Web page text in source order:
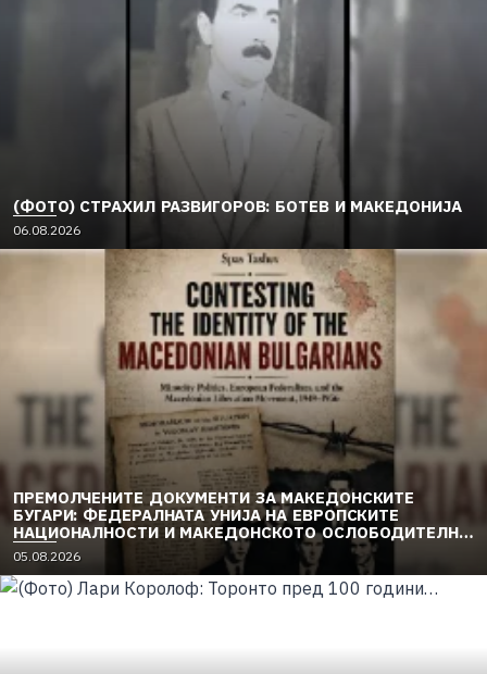
(ФОТО) СТРАХИЛ РАЗВИГОРОВ: БОТЕВ И МАКЕДОНИЈА
06.08.2026
ПРЕМОЛЧЕНИТЕ ДОКУМЕНТИ ЗА МАКЕДОНСКИТЕ
БУГАРИ: ФЕДЕРАЛНАТА УНИЈА НА ЕВРОПСКИТЕ
НАЦИОНАЛНОСТИ И МАКЕДОНСКОТО ОСЛОБОДИТЕЛНО
ДВИЖЕЊЕ (1949–1956) (2)
05.08.2026